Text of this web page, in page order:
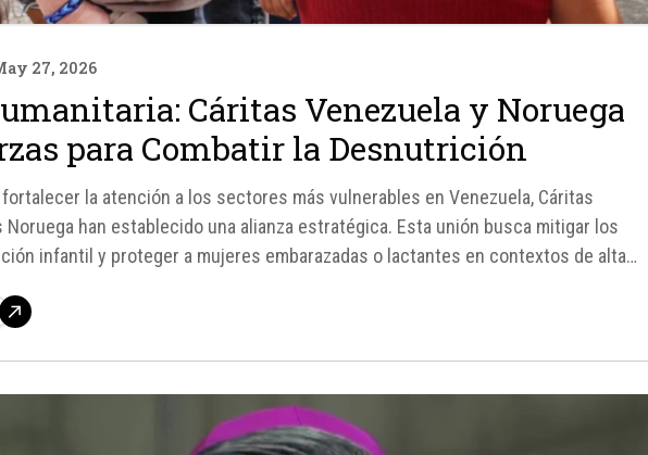
27, 2026
Cáritas Venezuela y Noruega
para Combatir la Desnutrición
la atención a los sectores más vulnerables en Venezuela, Cáritas
Noruega han establecido una alianza estratégica. Esta unión busca mitigar los
infantil y proteger a mujeres embarazadas o lactantes en contextos de alta